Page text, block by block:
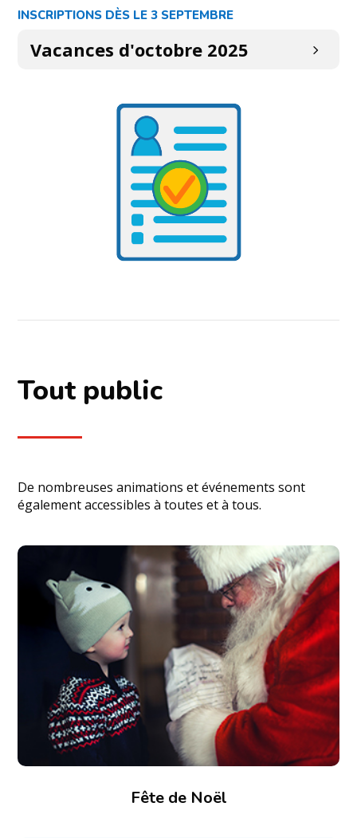
INSCRIPTIONS DÈS LE 3 SEPTEMBRE
Vacances d'octobre 2025
Tout public
De nombreuses animations et événements sont
également accessibles à toutes et à tous.
Fête de Noël